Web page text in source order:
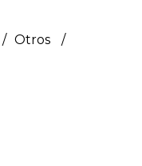
Otros